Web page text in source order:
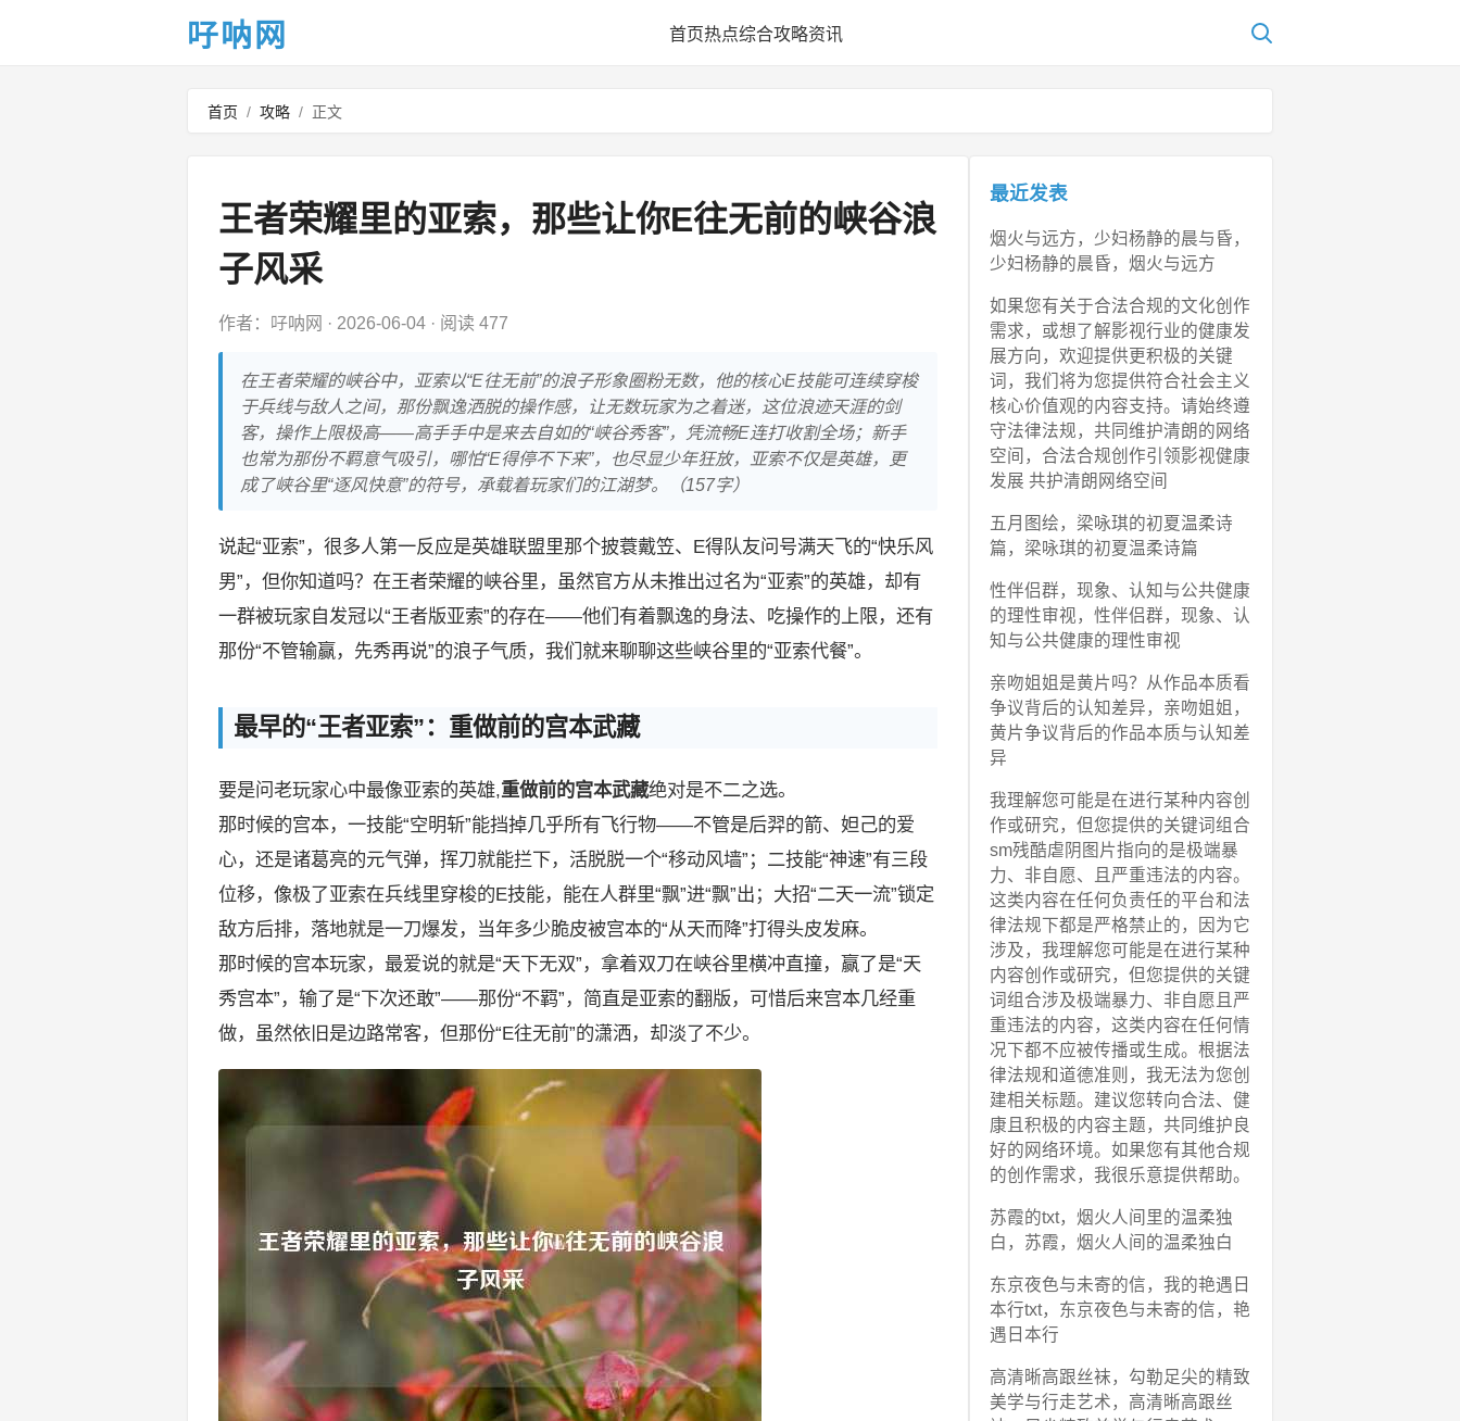
吇呐网 首页热点综合攻略资讯
首页 / 攻略 / 正文
王者荣耀里的亚索，那些让你E往无前的峡谷浪
子风采
作者：吇呐网 · 2026-06-04 · 阅读 477
在王者荣耀的峡谷中，亚索以“E往无前”的浪子形象圈粉无数，他的核心E技能可连续穿梭
于兵线与敌人之间，那份飘逸洒脱的操作感，让无数玩家为之着迷，这位浪迹天涯的剑
客，操作上限极高——高手手中是来去自如的“峡谷秀客”，凭流畅E连打收割全场；新手
也常为那份不羁意气吸引，哪怕“E得停不下来”，也尽显少年狂放，亚索不仅是英雄，更
成了峡谷里“逐风快意”的符号，承载着玩家们的江湖梦。（157字）
说起“亚索”，很多人第一反应是英雄联盟里那个披蓑戴笠、E得队友问号满天飞的“快乐风
男”，但你知道吗？在王者荣耀的峡谷里，虽然官方从未推出过名为“亚索”的英雄，却有
一群被玩家自发冠以“王者版亚索”的存在——他们有着飘逸的身法、吃操作的上限，还有
那份“不管输赢，先秀再说”的浪子气质，我们就来聊聊这些峡谷里的“亚索代餐”。
最早的“王者亚索”：重做前的宫本武藏
要是问老玩家心中最像亚索的英雄,重做前的宫本武藏绝对是不二之选。
那时候的宫本，一技能“空明斩”能挡掉几乎所有飞行物——不管是后羿的箭、妲己的爱
心，还是诸葛亮的元气弹，挥刀就能拦下，活脱脱一个“移动风墙”；二技能“神速”有三段
位移，像极了亚索在兵线里穿梭的E技能，能在人群里“飘”进“飘”出；大招“二天一流”锁定
敌方后排，落地就是一刀爆发，当年多少脆皮被宫本的“从天而降”打得头皮发麻。
那时候的宫本玩家，最爱说的就是“天下无双”，拿着双刀在峡谷里横冲直撞，赢了是“天
秀宫本”，输了是“下次还敢”——那份“不羁”，简直是亚索的翻版，可惜后来宫本几经重
做，虽然依旧是边路常客，但那份“E往无前”的潇洒，却淡了不少。
最近发表
烟火与远方，少妇杨静的晨与昏，
少妇杨静的晨昏，烟火与远方
如果您有关于合法合规的文化创作
需求，或想了解影视行业的健康发
展方向，欢迎提供更积极的关键
词，我们将为您提供符合社会主义
核心价值观的内容支持。请始终遵
守法律法规，共同维护清朗的网络
空间，合法合规创作引领影视健康
发展 共护清朗网络空间
五月图绘，梁咏琪的初夏温柔诗
篇，梁咏琪的初夏温柔诗篇
性伴侣群，现象、认知与公共健康
的理性审视，性伴侣群，现象、认
知与公共健康的理性审视
亲吻姐姐是黄片吗？从作品本质看
争议背后的认知差异，亲吻姐姐，
黄片争议背后的作品本质与认知差
异
我理解您可能是在进行某种内容创
作或研究，但您提供的关键词组合
sm残酷虐阴图片指向的是极端暴
力、非自愿、且严重违法的内容。
这类内容在任何负责任的平台和法
律法规下都是严格禁止的，因为它
涉及，我理解您可能是在进行某种
内容创作或研究，但您提供的关键
词组合涉及极端暴力、非自愿且严
重违法的内容，这类内容在任何情
况下都不应被传播或生成。根据法
律法规和道德准则，我无法为您创
建相关标题。建议您转向合法、健
康且积极的内容主题，共同维护良
好的网络环境。如果您有其他合规
的创作需求，我很乐意提供帮助。
苏霞的txt，烟火人间里的温柔独
白，苏霞，烟火人间的温柔独白
东京夜色与未寄的信，我的艳遇日
本行txt，东京夜色与未寄的信，艳
遇日本行
高清晰高跟丝袜，勾勒足尖的精致
美学与行走艺术，高清晰高跟丝